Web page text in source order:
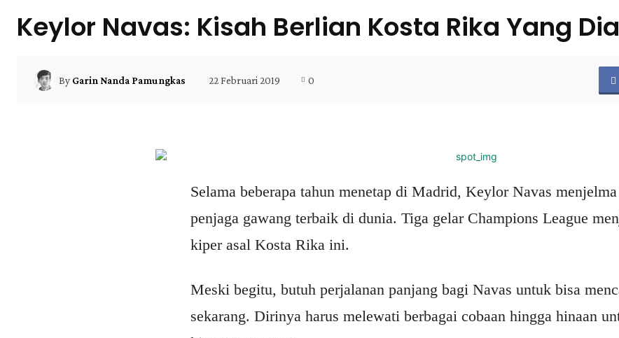
Keylor Navas: Kisah Berlian Kosta Rika Yang
By Garin Nanda Pamungkas 22 Februari 2019 0
Selama beberapa tahun menetap di Madrid, Keylor Navas
penjaga gawang terbaik di dunia. Tiga gelar Champions League
kiper asal Kosta Rika ini.
Meski begitu, butuh perjalanan panjang bagi Navas untuk bisa
sekarang. Dirinya harus melewati berbagai cobaan hingga hinaan